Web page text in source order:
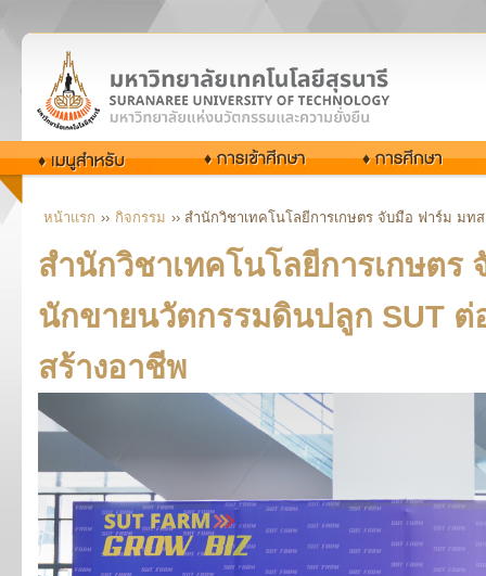
หน้าแรก ›› กิจกรรม ›› สำนักวิชาเทคโนโลยีการเกษตร จับมือ ฟาร์ม ม
สำนักวิชาเทคโนโลยีการเกษต
นักขายนวัตกรรมดินปลูก SUT ต่
สร้างอาชีพ